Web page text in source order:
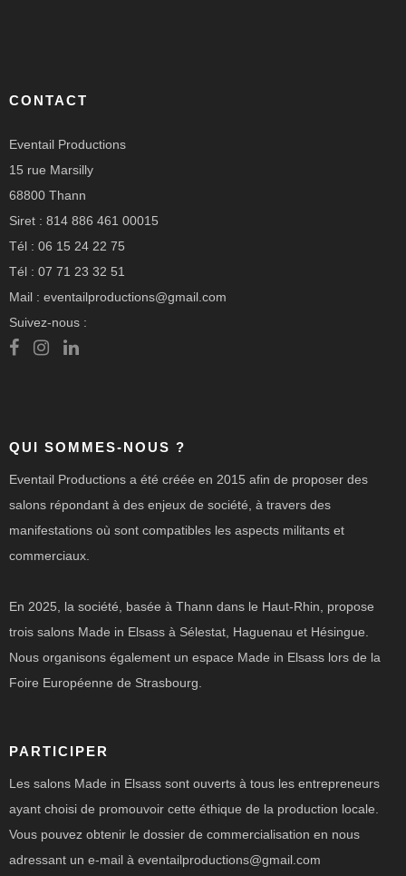
CONTACT
Eventail Productions
15 rue Marsilly
68800 Thann
Siret : 814 886 461 00015
Tél : 06 15 24 22 75
Tél : 07 71 23 32 51
Mail : eventailproductions@gmail.com
Suivez-nous :
QUI SOMMES-NOUS ?
Eventail Productions a été créée en 2015 afin de proposer des
salons répondant à des enjeux de société, à travers des
manifestations où sont compatibles les aspects militants et
commerciaux.
En 2025, la société, basée à Thann dans le Haut-Rhin, propose
trois salons Made in Elsass à Sélestat, Haguenau et Hésingue.
Nous organisons également un espace Made in Elsass lors de la
Foire Européenne de Strasbourg.
PARTICIPER
Les salons Made in Elsass sont ouverts à tous les entrepreneurs
ayant choisi de promouvoir cette éthique de la production locale.
Vous pouvez obtenir le dossier de commercialisation en nous
adressant un e-mail à eventailproductions@gmail.com